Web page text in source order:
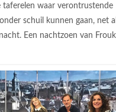
taferelen waar verontrustende
schuil kunnen gaan, net
Een nachtzoen van